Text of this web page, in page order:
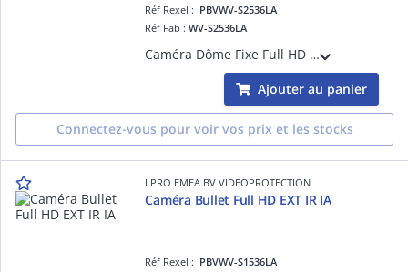
Réf Rexel : PBVWV-S2536LA
Réf Fab :WV-S2536LA
Caméra Dôme Fixe Full HD Extérieur Antivandale IK10, H265 H264, 0,09 lux Couleur, Led IR 40m, Objectif varifocale motorisé 2.9-9mm, avec plateforme ouverte d'intelligence artificielle, Digital Certificates by GlobalSign, FIPS 140-2 Level3
Ajouter au panier
Connectez-vous pour voir vos prix et les stocks
I PRO EMEA BV VIDEOPROTECTION
Caméra Bullet Full HD EXT IR IA
Réf Rexel : PBVWV-S1536LA